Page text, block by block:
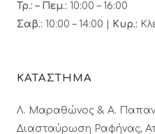
Τρ.: – Πεμ.: 10:00 – 16:00
Σαβ.: 10:00 – 14:00 | Κυρ.:
ΚΑΤΑΣΤΗΜΑ
Λ. Μαραθώνος & A.
Διασταύρωση Ραφήνας,